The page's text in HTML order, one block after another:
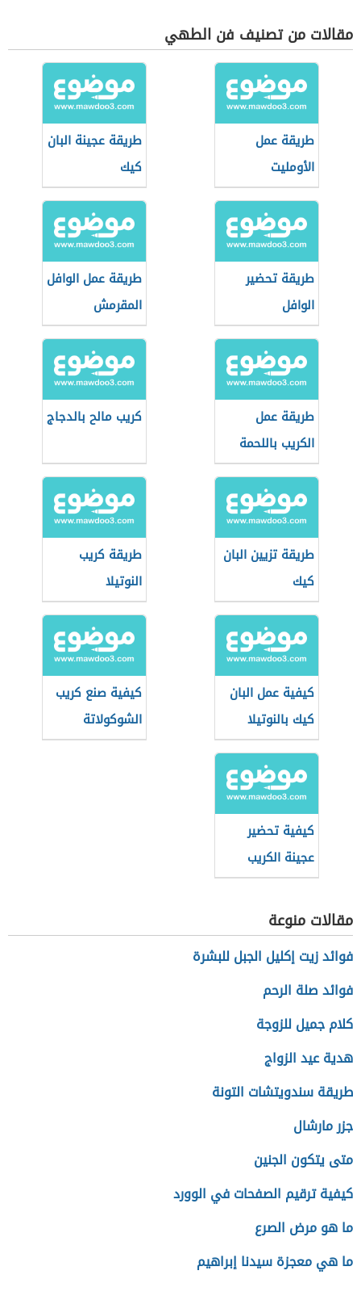
مقالات من تصنيف فن الطهي
طريقة عمل
الأومليت
طريقة عجينة البان
كيك
طريقة تحضير
الوافل
طريقة عمل الوافل
المقرمش
طريقة عمل
الكريب باللحمة
المفرومة
كريب مالح بالدجاج
طريقة تزيين البان
كيك
طريقة كريب
النوتيلا
كيفية عمل البان
كيك بالنوتيلا
كيفية صنع كريب
الشوكولاتة
كيفية تحضير
عجينة الكريب
مقالات منوعة
فوائد زيت إكليل الجبل للبشرة
فوائد صلة الرحم
كلام جميل للزوجة
هدية عيد الزواج
طريقة سندويتشات التونة
جزر مارشال
متى يتكون الجنين
كيفية ترقيم الصفحات في الوورد
ما هو مرض الصرع
ما هي معجزة سيدنا إبراهيم